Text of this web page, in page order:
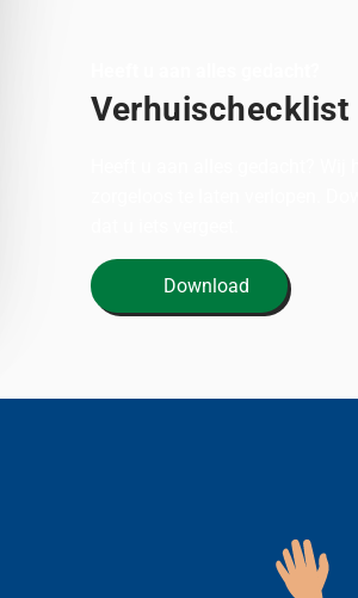
Verhuischecklist
Download